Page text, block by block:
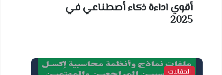
أقوي اداءة ذكاء أصطناعي في
2025
المقالات